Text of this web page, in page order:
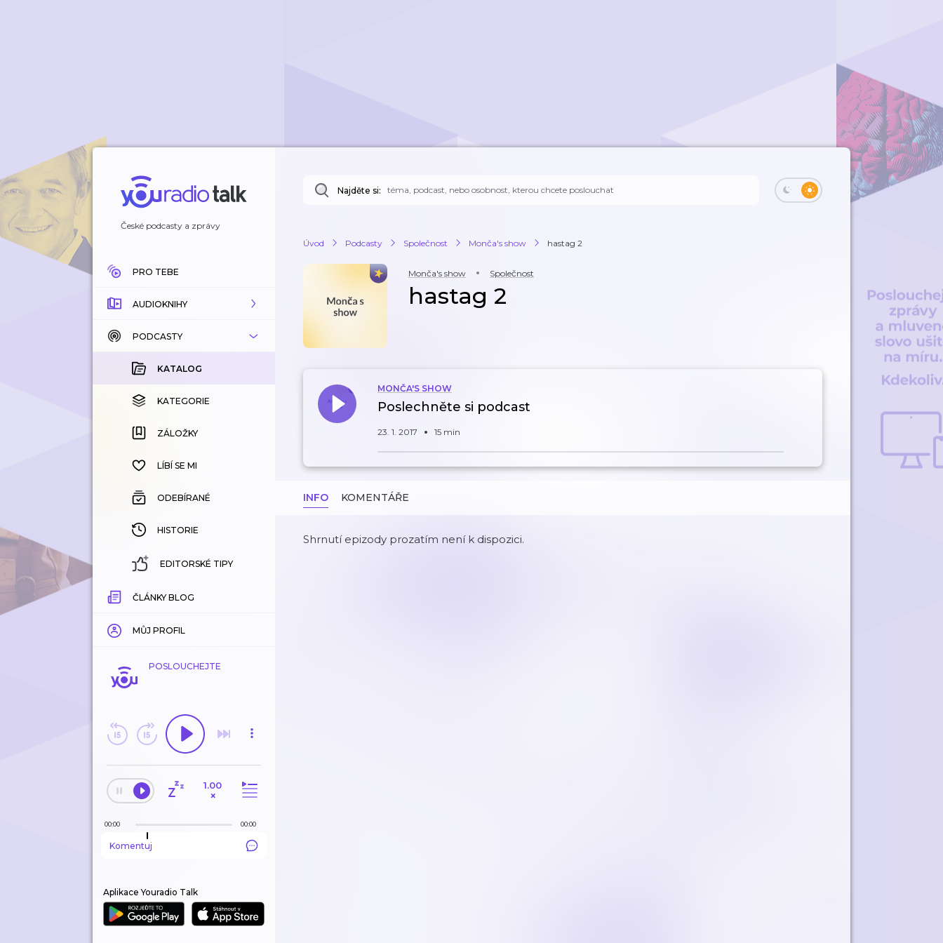
České podcasty a zprávy
PRO TEBE
AUDIOKNIHY
KATALOG
KOUPENÉ
KATEGORIE
ZÁLOŽKY
HISTORIE
PODCASTY
KATALOG
KATEGORIE
ZÁLOŽKY
LÍBÍ SE MI
ODEBÍRANÉ
HISTORIE
EDITORSKÉ TIPY
ČLÁNKY BLOG
MŮJ PROFIL
POSLOUCHEJTE
1.00
×
00:00 00:00
Komentuj
Aplikace Youradio Talk
Najděte si:
Úvod Podcasty Společnost Monča's show hastag 2
Monča's show Společnost
hastag 2
MONČA'S SHOW
Poslechněte si podcast
23. 1. 2017 15 min
INFO KOMENTÁŘE
Shrnutí epizody prozatím není k dispozici.